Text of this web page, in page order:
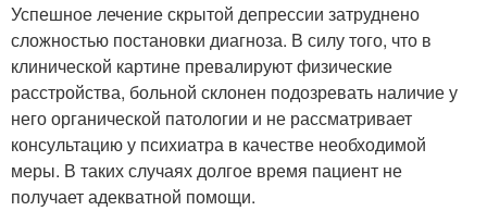
Успешное лечение скрытой депрессии затруднено
сложностью постановки диагноза. В силу того, что в
клинической картине превалируют физические
расстройства, больной склонен подозревать наличие у
него органической патологии и не рассматривает
консультацию у психиатра в качестве необходимой
меры. В таких случаях долгое время пациент не
получает адекватной помощи.